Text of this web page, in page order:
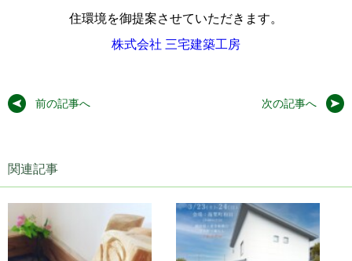
住環境を御提案させていただきます。
株式会社 三宅建築工房
前の記事へ 次の記事へ
関連記事